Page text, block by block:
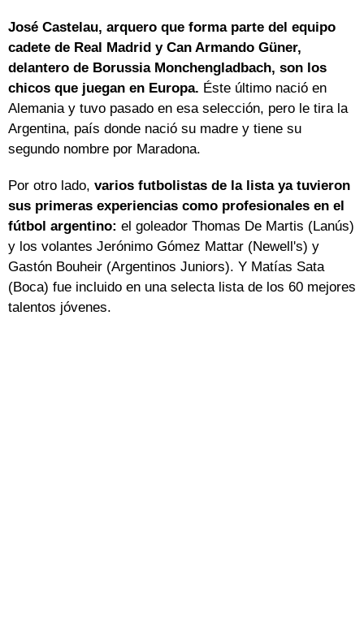
José Castelau, arquero que forma parte del equipo
cadete de Real Madrid y Can Armando Güner,
delantero de Borussia Monchengladbach, son los
chicos que juegan en Europa. Éste último nació en
Alemania y tuvo pasado en esa selección, pero le tira la
Argentina, país donde nació su madre y tiene su
segundo nombre por Maradona.
Por otro lado, varios futbolistas de la lista ya tuvieron
sus primeras experiencias como profesionales en el
fútbol argentino: el goleador Thomas De Martis (Lanús)
y los volantes Jerónimo Gómez Mattar (Newell's) y
Gastón Bouheir (Argentinos Juniors). Y Matías Sata
(Boca) fue incluido en una selecta lista de los 60 mejores
talentos jóvenes.